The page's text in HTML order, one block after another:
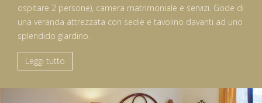
ospitare 2 persone), camera matrimoniale e servizi. Gode di
una veranda attrezzata con sedie e tavolino davanti ad uno
splendido giardino.
Leggi tutto